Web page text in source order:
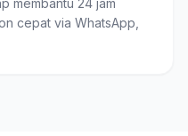
membantu 24 jam
cepat via WhatsApp,